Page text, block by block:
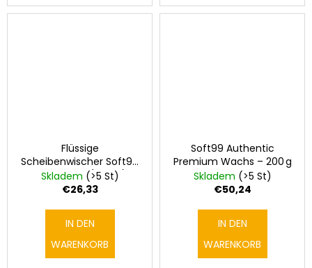
Flüssige
Scheibenwischer Soft99
Ultra Glaco (70 ml)
Skladem (>5 St)
€26,33
IN DEN
WARENKORB
Soft99 Authentic
Premium Wachs – 200 g
Skladem (>5 St)
€50,24
IN DEN
WARENKORB